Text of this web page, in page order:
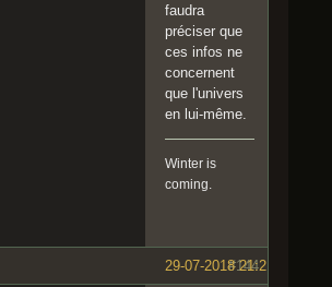
faudra
préciser que
ces infos ne
concernent
que l'univers
en lui-même.
Winter is
coming.
#144
29-07-2018 21:21:54